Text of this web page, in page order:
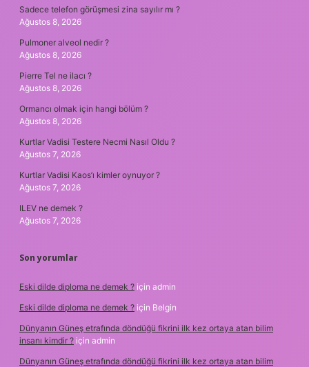
Sadece telefon görüşmesi zina sayılır mı ?
Ağustos 8, 2026
Pulmoner alveol nedir ?
Ağustos 8, 2026
Pierre Tel ne ilacı ?
Ağustos 8, 2026
Ormancı olmak için hangi bölüm ?
Ağustos 8, 2026
Kurtlar Vadisi Testere Necmi Nasıl Oldu ?
Ağustos 7, 2026
Kurtlar Vadisi Kaos’ı kimler oynuyor ?
Ağustos 7, 2026
ILEV ne demek ?
Ağustos 7, 2026
Son yorumlar
Eski dilde diploma ne demek ? için admin
Eski dilde diploma ne demek ? için Belgin
Dünyanın Güneş etrafında döndüğü fikrini ilk kez ortaya atan bilim
insanı kimdir ? için admin
Dünyanın Güneş etrafında döndüğü fikrini ilk kez ortaya atan bilim